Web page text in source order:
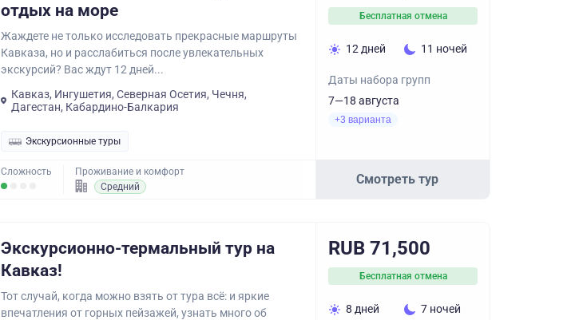
отдых на море
Жаждете не только исследовать прекрасные маршруты
Кавказа, но и расслабиться после увлекательных
экскурсий? Вас ждут 12 дней...
Кавказ, Ингушетия, Северная Осетия, Чечня,
Дагестан, Кабардино-Балкария
Экскурсионные туры
Сложность
Проживание и комфорт
Средний
Бесплатная отмена
12 дней 11 ночей
Даты набора групп
7—18 августа
+3 варианта
Смотреть тур
Экскурсионно-термальный тур на
Кавказ!
Тот случай, когда можно взять от тура всё: и яркие
впечатления от горных пейзажей, узнать много об
RUB 71,500
Бесплатная отмена
8 дней 7 ночей